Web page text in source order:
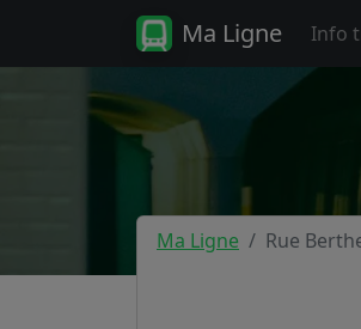
Ma Ligne Info
Ma Ligne Rue